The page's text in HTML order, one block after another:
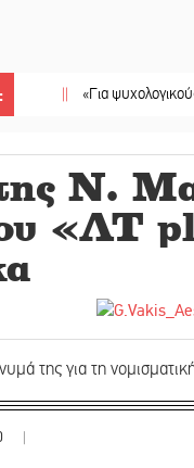
: «Για ψυχολογικούς
Ν.
«ΛΤ
της για τη
|